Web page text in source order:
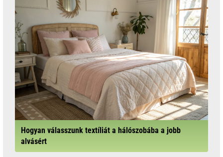
Hogyan válasszunk textíliát a hálószobába a jobb
alvásért